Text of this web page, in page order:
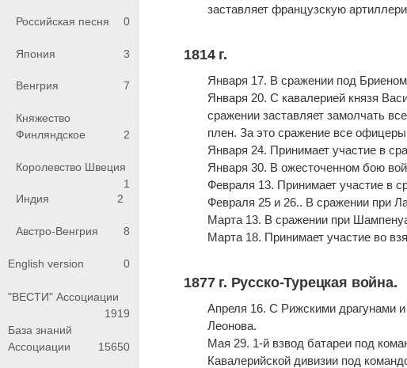
Российская песня 0
Япония 3
Венгрия 7
Княжество
Финляндское
2
Королевство Швеция
1
Индия
2
Австро-Венгрия 8
English version 0
"ВЕСТИ" Ассоциации
1919
База знаний
Ассоциации
15650
заставляет французскую
1814 г.
Января 17. В сражении под
Января 20. С кавалерией князя
сражении заставляет замолчать
плен. За это сражение все
Января 24. Принимает участие в
Января 30. В ожесточенном бою
Февраля 13. Принимает участие в
Февраля 25 и 26.. В сражении при
Марта 13. В сражении при
Марта 18. Принимает участие во
1877 г. Русско-Турецкая война.
Апреля 16. С Рижскими драгунами
Леонова.
Мая 29. 1-й взвод батареи под
Кавалерийской дивизии под